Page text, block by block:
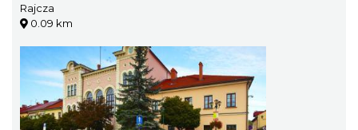
Rajcza
0.09 km